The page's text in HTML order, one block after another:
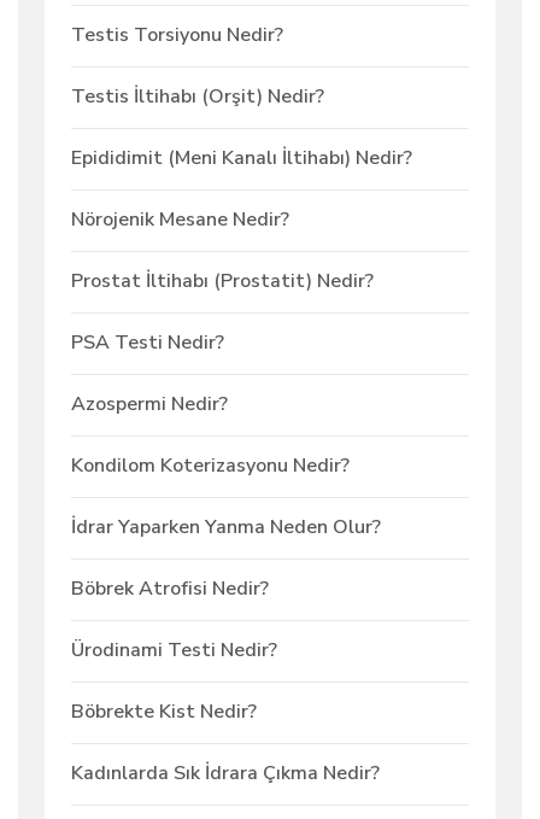
Testis Torsiyonu Nedir?
Testis İltihabı (Orşit) Nedir?
Epididimit (Meni Kanalı İltihabı) Nedir?
Nörojenik Mesane Nedir?
Prostat İltihabı (Prostatit) Nedir?
PSA Testi Nedir?
Azospermi Nedir?
Kondilom Koterizasyonu Nedir?
İdrar Yaparken Yanma Neden Olur?
Böbrek Atrofisi Nedir?
Ürodinami Testi Nedir?
Böbrekte Kist Nedir?
Kadınlarda Sık İdrara Çıkma Nedir?